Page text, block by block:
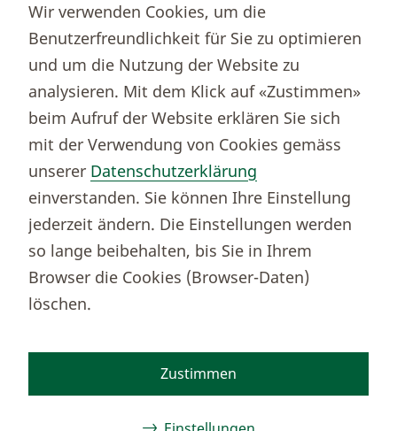
Thurgauer Kantonalbank
Bankenclearingnr.
784
BIC (SWIFT)
KBTGCH22
Weitere TKB Nummern
Rechtliche Hinweise
Barrierefreiheit
Cookie-Einstellungen
FacebookInstagram
TikTokYoutube
Wir verwenden Cookies, um die
Benutzerfreundlichkeit für Sie zu optimieren
und um die Nutzung der Website zu
analysieren. Mit dem Klick auf «Zustimmen»
beim Aufruf der Website erklären Sie sich
mit der Verwendung von Cookies gemäss
unserer Datenschutzerklärung
einverstanden. Sie können Ihre Einstellung
jederzeit ändern. Die Einstellungen werden
so lange beibehalten, bis Sie in Ihrem
Browser die Cookies (Browser-Daten)
löschen.
Zustimmen